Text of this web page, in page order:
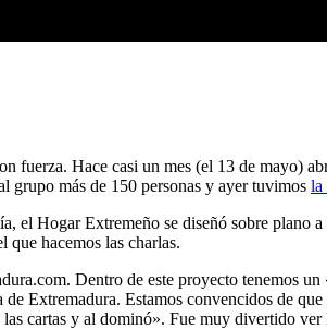
fuerza. Hace casi un mes (el 13 de mayo)
grupo más de 150 personas y ayer tuvimos la
el Hogar Extremeño se diseñó sobre
que hacemos las charlas.
Dentro de este proyecto tenemos
Extremadura. Estamos convencidos de
cartas y al dominó». Fue muy divertido